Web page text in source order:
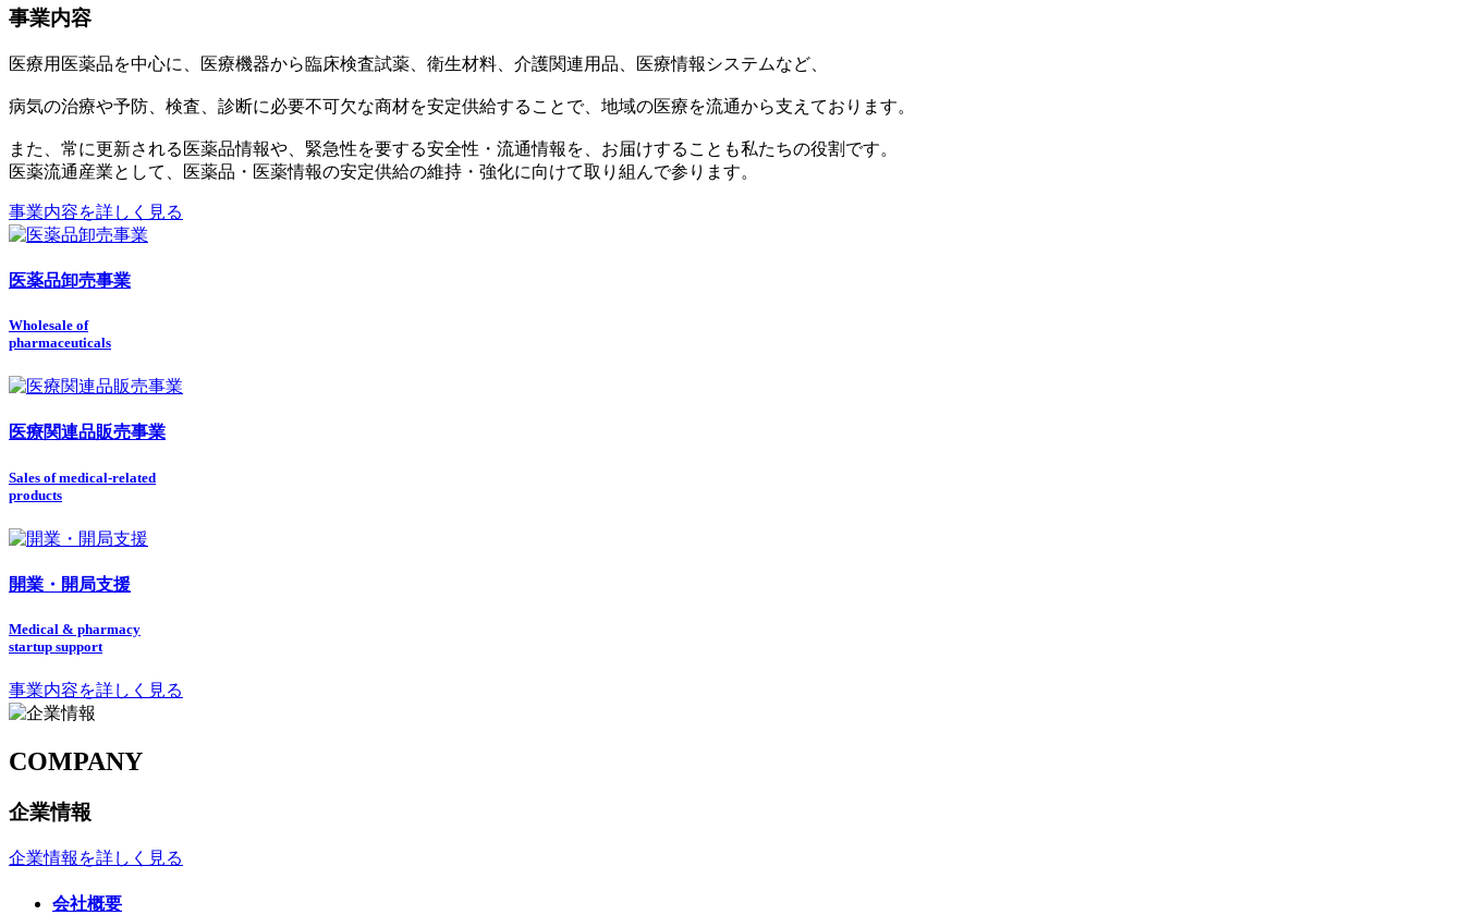
事業内容
医療用医薬品を中心に、医療機器から臨床検査試薬、衛生材料、介護関連用品、医療情報システムなど、
病気の治療や予防、検査、診断に必要不可欠な商材を安定供給することで、地域の医療を流通から支えております。
また、常に更新される医薬品情報や、緊急性を要する安全性・流通情報を、お届けすることも私たちの役割です。
医薬流通産業として、医薬品・医薬情報の安定供給の維持・強化に向けて取り組んで参ります。
事業内容を詳しく見る
医薬品卸売事業
Wholesale of
pharmaceuticals
医療関連品販売事業
Sales of medical-related
products
開業・開局支援
Medical & pharmacy
startup support
事業内容を詳しく見る
COMPANY
企業情報
企業情報を詳しく見る
会社概要